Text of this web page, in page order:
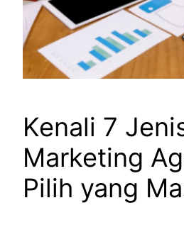
Kenali 7
Marketing
Pilih yang